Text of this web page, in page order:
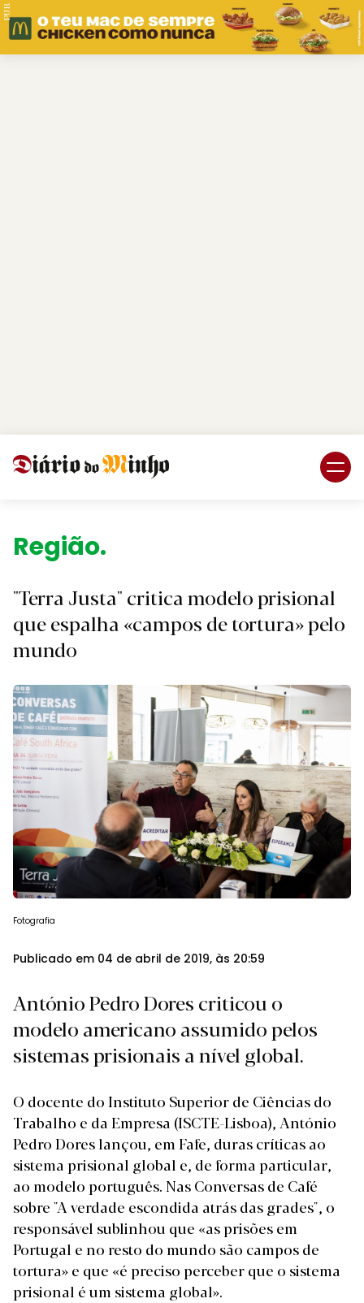
PUB.
Região.
"Terra Justa" critica modelo prisional
que espalha «campos de tortura» pelo
mundo
Fotografia
Publicado em 04 de abril de 2019, às 20:59
António Pedro Dores criticou o
modelo americano assumido pelos
sistemas prisionais a nível global.
O docente do Instituto Superior de Ciências do
Trabalho e da Empresa (ISCTE-Lisboa), António
Pedro Dores lançou, em Fafe, duras críticas ao
sistema prisional global e, de forma particular,
ao modelo português. Nas Conversas de Café
sobre "A verdade escondida atrás das grades", o
responsável sublinhou que «as prisões em
Portugal e no resto do mundo são campos de
tortura» e que «é preciso perceber que o sistema
prisional é um sistema global».